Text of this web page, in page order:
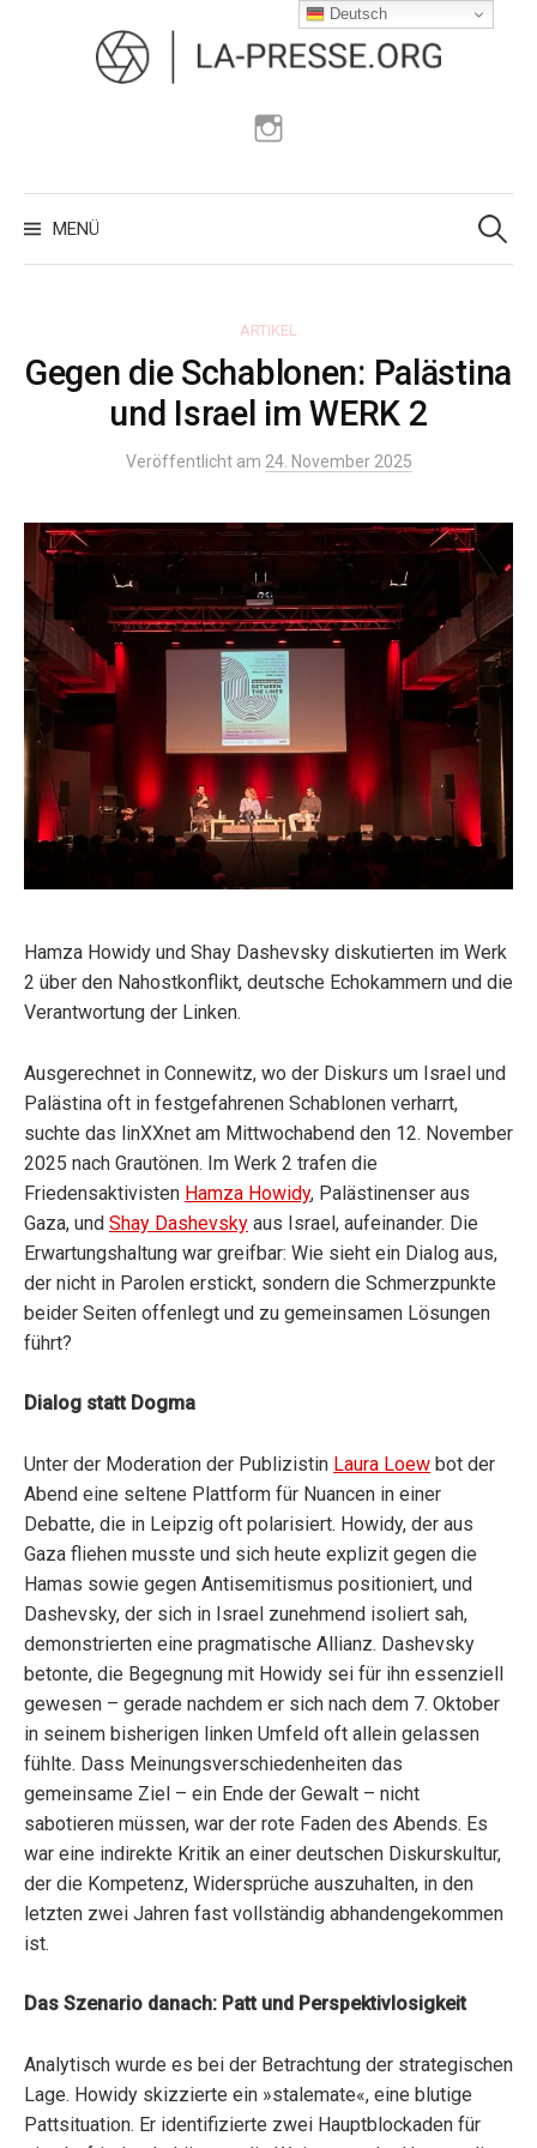
überspringen
MENÜ
Suchen
nach:
ARTIKEL
Gegen die Schablonen: Palästina
und Israel im WERK 2
Veröffentlicht am 24. November 2025
Hamza Howidy und Shay Dashevsky diskutierten im Werk
2 über den Nahostkonflikt, deutsche Echokammern und die
Verantwortung der Linken.
Ausgerechnet in Connewitz, wo der Diskurs um Israel und
Palästina oft in festgefahrenen Schablonen verharrt,
suchte das linXXnet am Mittwochabend den 12. November
2025 nach Grautönen. Im Werk 2 trafen die
Friedensaktivisten Hamza Howidy, Palästinenser aus
Gaza, und Shay Dashevsky aus Israel, aufeinander. Die
Erwartungshaltung war greifbar: Wie sieht ein Dialog aus,
der nicht in Parolen erstickt, sondern die Schmerzpunkte
beider Seiten offenlegt und zu gemeinsamen Lösungen
führt?
Dialog statt Dogma
Unter der Moderation der Publizistin Laura Loew bot der
Abend eine seltene Plattform für Nuancen in einer
Debatte, die in Leipzig oft polarisiert. Howidy, der aus
Gaza fliehen musste und sich heute explizit gegen die
Hamas sowie gegen Antisemitismus positioniert, und
Dashevsky, der sich in Israel zunehmend isoliert sah,
demonstrierten eine pragmatische Allianz. Dashevsky
betonte, die Begegnung mit Howidy sei für ihn essenziell
gewesen – gerade nachdem er sich nach dem 7. Oktober
in seinem bisherigen linken Umfeld oft allein gelassen
fühlte. Dass Meinungsverschiedenheiten das
gemeinsame Ziel – ein Ende der Gewalt – nicht
sabotieren müssen, war der rote Faden des Abends. Es
war eine indirekte Kritik an einer deutschen Diskurskultur,
der die Kompetenz, Widersprüche auszuhalten, in den
letzten zwei Jahren fast vollständig abhandengekommen
ist.
Das Szenario danach: Patt und Perspektivlosigkeit
Analytisch wurde es bei der Betrachtung der strategischen
Lage. Howidy skizzierte ein »stalemate«, eine blutige
Pattsituation. Er identifizierte zwei Hauptblockaden für
Deutsch